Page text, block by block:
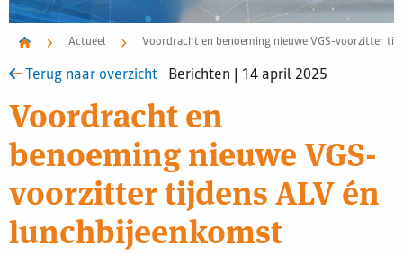
Actueel Voordracht en benoeming nieuwe VGS-voorzitter
Terug naar overzicht Berichten | 14 april 2025
Voordracht en
benoeming nieuwe VGS-
voorzitter tijdens ALV én
lunchbijeenkomst